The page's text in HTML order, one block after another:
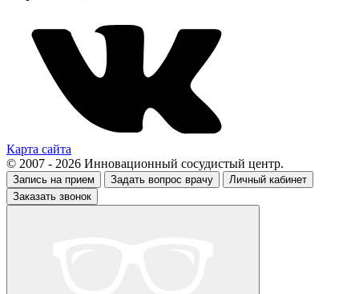
Карта сайта
© 2007 - 2026 Инновационный сосудистый центр.
Запись на прием Задать вопрос врачу
Личный кабинет
Заказать звонок